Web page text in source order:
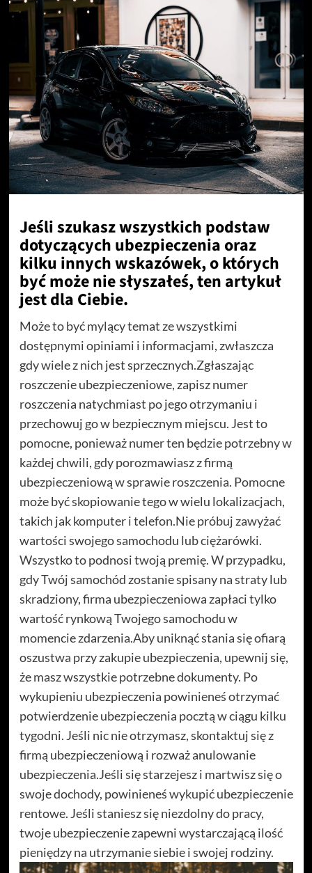
Jeśli szukasz wszystkich podstaw
dotyczących ubezpieczenia oraz
kilku innych wskazówek, o których
być może nie słyszałeś, ten artykuł
jest dla Ciebie.
Może to być mylący temat ze wszystkimi
dostępnymi opiniami i informacjami, zwłaszcza
gdy wiele z nich jest sprzecznych.Zgłaszając
roszczenie ubezpieczeniowe, zapisz numer
roszczenia natychmiast po jego otrzymaniu i
przechowuj go w bezpiecznym miejscu. Jest to
pomocne, ponieważ numer ten będzie potrzebny w
każdej chwili, gdy porozmawiasz z firmą
ubezpieczeniową w sprawie roszczenia. Pomocne
może być skopiowanie tego w wielu lokalizacjach,
takich jak komputer i telefon.Nie próbuj zawyżać
wartości swojego samochodu lub ciężarówki.
Wszystko to podnosi twoją premię. W przypadku,
gdy Twój samochód zostanie spisany na straty lub
skradziony, firma ubezpieczeniowa zapłaci tylko
wartość rynkową Twojego samochodu w
momencie zdarzenia.Aby uniknąć stania się ofiarą
oszustwa przy zakupie ubezpieczenia, upewnij się,
że masz wszystkie potrzebne dokumenty. Po
wykupieniu ubezpieczenia powinieneś otrzymać
potwierdzenie ubezpieczenia pocztą w ciągu kilku
tygodni. Jeśli nic nie otrzymasz, skontaktuj się z
firmą ubezpieczeniową i rozważ anulowanie
ubezpieczenia.Jeśli się starzejesz i martwisz się o
swoje dochody, powinieneś wykupić ubezpieczenie
rentowe. Jeśli staniesz się niezdolny do pracy,
twoje ubezpieczenie zapewni wystarczającą ilość
pieniędzy na utrzymanie siebie i swojej rodziny.